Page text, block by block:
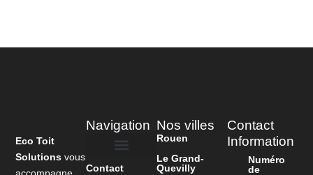
Eco Toit
Solutions vous
Navigation
Contact
Nos villes
Rouen
Le Grand-
Quevilly
Contact
Information
Numéro
de